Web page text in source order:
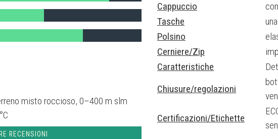
misto roccioso, 0–400 m slm
RECENSIONI
Cappuccio
Tasche
Polsino
Cerniere/Zip
Caratteristiche
Chiusure/regolazioni
Certificazioni/Etichette